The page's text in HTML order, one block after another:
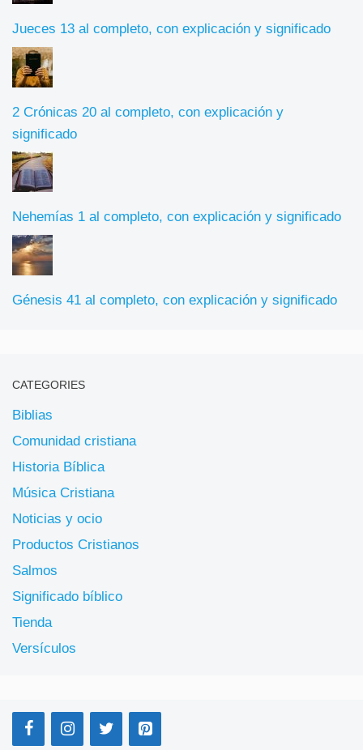
Jueces 13 al completo, con explicación y significado
2 Crónicas 20 al completo, con explicación y
significado
Nehemías 1 al completo, con explicación y significado
Génesis 41 al completo, con explicación y significado
CATEGORIES
Biblias
Comunidad cristiana
Historia Bíblica
Música Cristiana
Noticias y ocio
Productos Cristianos
Salmos
Significado bíblico
Tienda
Versículos